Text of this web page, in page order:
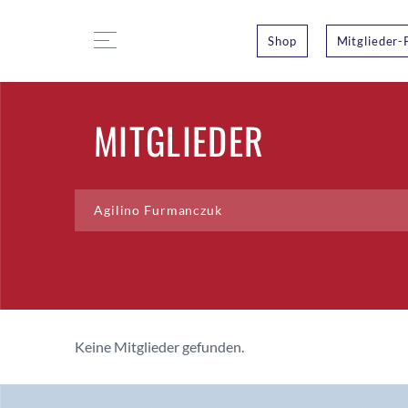
Shop Mitglieder-
MITGLIEDER
Keine Mitglieder gefunden.